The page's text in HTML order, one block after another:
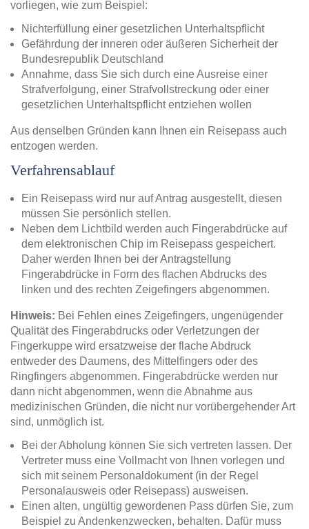
vorliegen, wie zum Beispiel:
Nichterfüllung einer gesetzlichen Unterhaltspflicht
Gefährdung der inneren oder äußeren Sicherheit der
Bundesrepublik Deutschland
Annahme, dass Sie sich durch eine Ausreise einer
Strafverfolgung, einer Strafvollstreckung oder einer
gesetzlichen Unterhaltspflicht entziehen wollen
Aus denselben Gründen kann Ihnen ein Reisepass auch
entzogen werden.
Verfahrensablauf
Ein Reisepass wird nur auf Antrag ausgestellt, diesen
müssen Sie persönlich stellen.
Neben dem Lichtbild werden auch Fingerabdrücke auf
dem elektronischen Chip im Reisepass gespeichert.
Daher werden Ihnen bei der Antragstellung
Fingerabdrücke in Form des flachen Abdrucks des
linken und des rechten Zeigefingers abgenommen.
Hinweis: Bei Fehlen eines Zeigefingers, ungenügender
Qualität des Fingerabdrucks oder Verletzungen der
Fingerkuppe wird ersatzweise der flache Abdruck
entweder des Daumens, des Mittelfingers oder des
Ringfingers abgenommen. Fingerabdrücke werden nur
dann nicht abgenommen, wenn die Abnahme aus
medizinischen Gründen, die nicht nur vorübergehender Art
sind, unmöglich ist.
Bei der Abholung können Sie sich vertreten lassen. Der
Vertreter muss eine Vollmacht von Ihnen vorlegen und
sich mit seinem Personaldokument (in der Regel
Personalausweis oder Reisepass) ausweisen.
Einen alten, ungültig gewordenen Pass dürfen Sie, zum
Beispiel zu Andenkenzwecken, behalten. Dafür muss